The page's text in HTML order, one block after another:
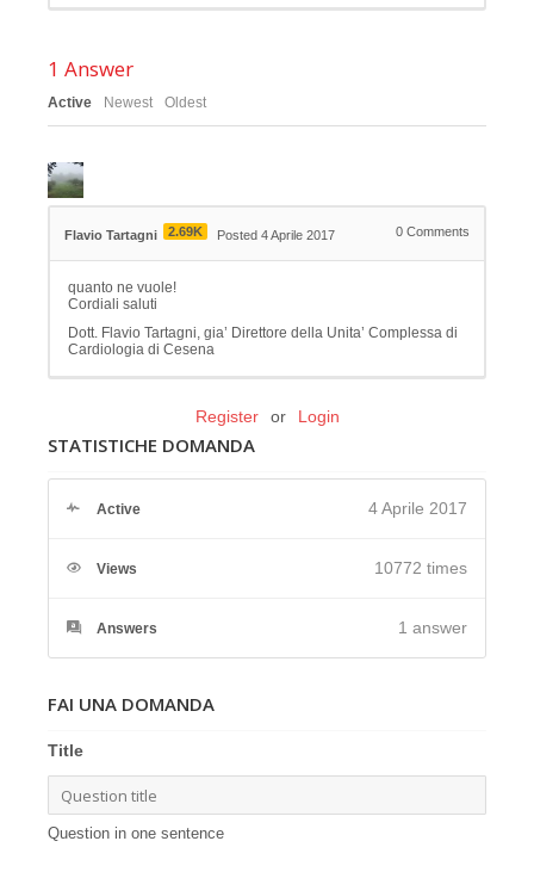
1 Answer
Active Newest Oldest
Flavio Tartagni 2.69K Posted 4 Aprile 2017 0 Comments
quanto ne vuole!
Cordiali saluti
Dott. Flavio Tartagni, gia’ Direttore della Unita’ Complessa di
Cardiologia di Cesena
Register or Login
STATISTICHE DOMANDA
Active 4 Aprile 2017
Views 10772 times
Answers 1 answer
FAI UNA DOMANDA
Title
Question in one sentence